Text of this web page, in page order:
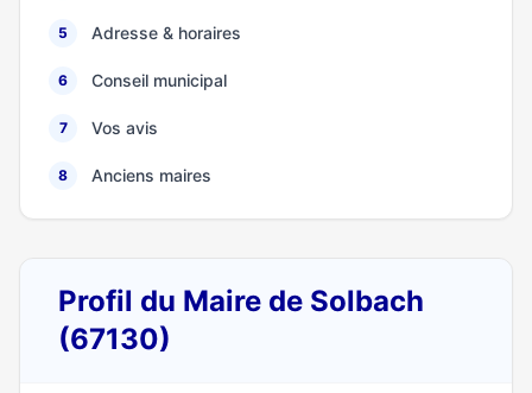
5 Adresse & horaires
6 Conseil municipal
7 Vos avis
8 Anciens maires
Profil du Maire de Solbach
(67130)